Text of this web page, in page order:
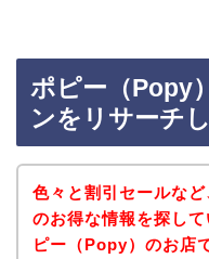
ポピー（Popy
ンをリサーチ
色々と割引セールなど
のお得な情報を探し
ピー（Popy）のお店